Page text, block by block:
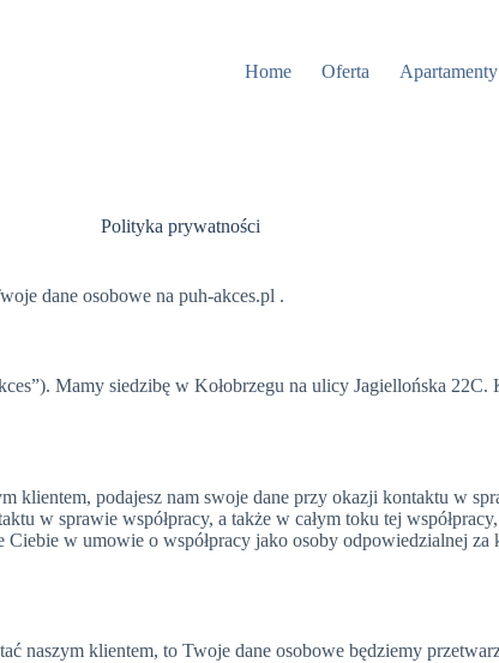
Home
Oferta
Polityka prywatności
dane osobowe na puh-akces.pl .
Mamy siedzibę w Kołobrzegu na ulicy Jagiellońska
klientem, podajesz nam swoje dane przy okazji kontaktu w
w sprawie współpracy, a także w całym toku tej
w umowie o współpracy jako osoby odpowiedzialnej
naszym klientem, to Twoje dane osobowe będziemy